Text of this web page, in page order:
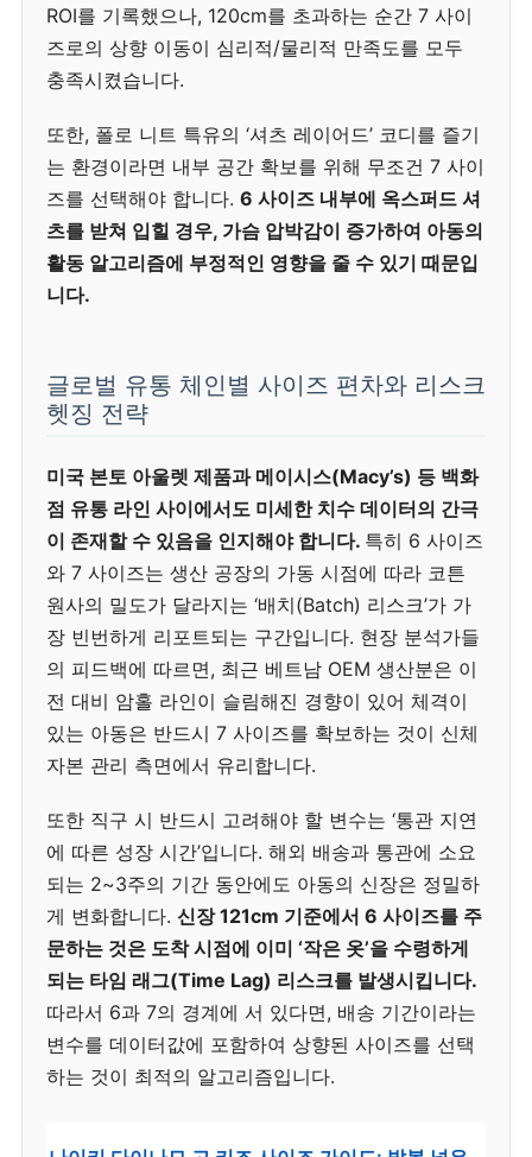
ROI를 기록했으나, 120cm를 초과하는 순간 7 사이
즈로의 상향 이동이 심리적/물리적 만족도를 모두
충족시켰습니다.
또한, 폴로 니트 특유의 ‘셔츠 레이어드’ 코디를 즐기
는 환경이라면 내부 공간 확보를 위해 무조건 7 사이
즈를 선택해야 합니다. 6 사이즈 내부에 옥스퍼드 셔
츠를 받쳐 입힐 경우, 가슴 압박감이 증가하여 아동의
활동 알고리즘에 부정적인 영향을 줄 수 있기 때문입
니다.
글로벌 유통 체인별 사이즈 편차와 리스크
헷징 전략
미국 본토 아울렛 제품과 메이시스(Macy’s) 등 백화
점 유통 라인 사이에서도 미세한 치수 데이터의 간극
이 존재할 수 있음을 인지해야 합니다. 특히 6 사이즈
와 7 사이즈는 생산 공장의 가동 시점에 따라 코튼
원사의 밀도가 달라지는 ‘배치(Batch) 리스크’가 가
장 빈번하게 리포트되는 구간입니다. 현장 분석가들
의 피드백에 따르면, 최근 베트남 OEM 생산분은 이
전 대비 암홀 라인이 슬림해진 경향이 있어 체격이
있는 아동은 반드시 7 사이즈를 확보하는 것이 신체
자본 관리 측면에서 유리합니다.
또한 직구 시 반드시 고려해야 할 변수는 ‘통관 지연
에 따른 성장 시간’입니다. 해외 배송과 통관에 소요
되는 2~3주의 기간 동안에도 아동의 신장은 정밀하
게 변화합니다. 신장 121cm 기준에서 6 사이즈를 주
문하는 것은 도착 시점에 이미 ‘작은 옷’을 수령하게
되는 타임 래그(Time Lag) 리스크를 발생시킵니다.
따라서 6과 7의 경계에 서 있다면, 배송 기간이라는
변수를 데이터값에 포함하여 상향된 사이즈를 선택
하는 것이 최적의 알고리즘입니다.